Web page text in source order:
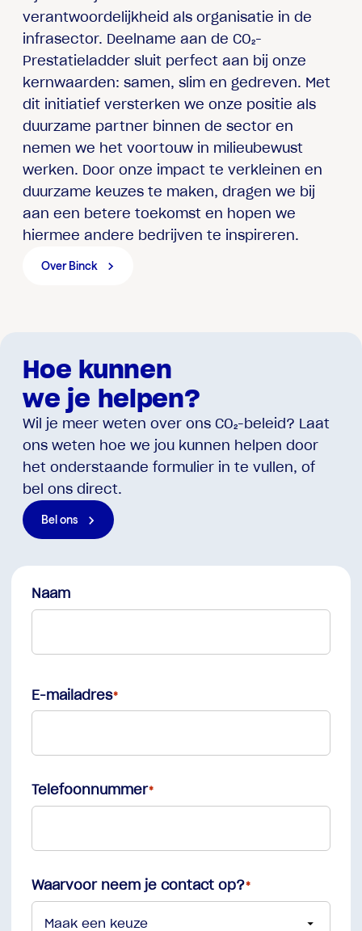
verantwoordelijkheid als organisatie in de
infrasector. Deelname aan de CO₂-
Prestatieladder sluit perfect aan bij onze
kernwaarden: samen, slim en gedreven. Met
dit initiatief versterken we onze positie als
duurzame partner binnen de sector en
nemen we het voortouw in milieubewust
werken. Door onze impact te verkleinen en
duurzame keuzes te maken, dragen we bij
aan een betere toekomst en hopen we
hiermee andere bedrijven te inspireren.
Over Binck
Hoe kunnen
we je helpen?
Wil je meer weten over ons CO₂-beleid? Laat
ons weten hoe we jou kunnen helpen door
het onderstaande formulier in te vullen, of
bel ons direct.
Bel ons
Naam
E-mailadres
Telefoonnummer
Waarvoor neem je contact op?